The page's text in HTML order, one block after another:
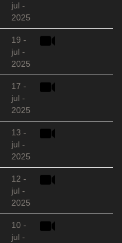
jul -
2025
19 -
jul -
2025
17 -
jul -
2025
13 -
jul -
2025
12 -
jul -
2025
10 -
jul -